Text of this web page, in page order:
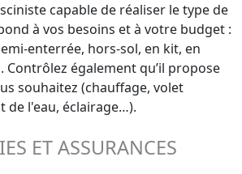
capable de réaliser le type de
à vos besoins et à votre budget :
enterrée, hors-sol, en kit, en
Contrôlez également qu’il propose
souhaitez (chauffage, volet
de l'eau, éclairage…).
ET ASSURANCES